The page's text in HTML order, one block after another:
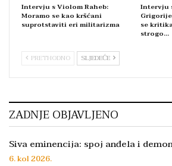
Intervju s Violom Raheb:
Moramo se kao kršćani
suprotstaviti eri militarizma
Intervju
se
strogo…
PRETHODNO SLJEDEĆE
ZADNJE OBJAVLJENO
Siva eminencija: spoj anđela i
6. kol 2026.